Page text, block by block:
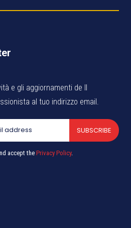
e gli aggiornamenti de Il
al tuo indirizzo email.
SUBSCRIBE
accept thePrivacy Policy.